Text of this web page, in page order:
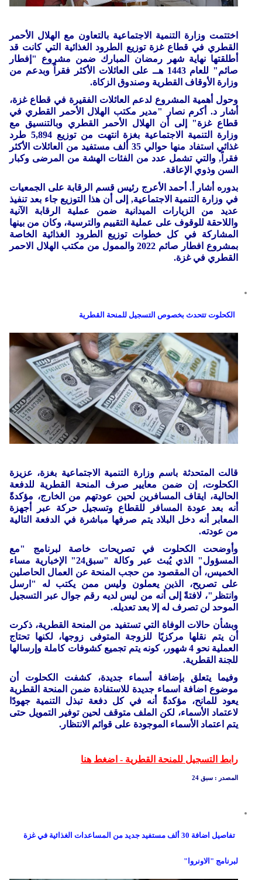
اختتمت وزارة التنمية الاجتماعية بالتعاون مع الهلال الأحمر
القطري في قطاع غزة توزيع الطرود الغذائية التي كانت قد
أطلقتها نهاية شهر رمضان المبارك ضمن مشروع "إفطار
صائم" للعام 1443 هــ على العائلات الأكثر فقراً وبدعم من
وزارة الأوقاف القطرية وصندوق الزكاة.
وحول أهمية المشروع لدعم العائلات الفقيرة في قطاع غزة،
أشار د. أكرم نصار "مدير مكتب الهلال الأحمر القطري في
قطاع غزة" إلى أن الهلال الأحمر القطري وبالتنسيق مع
وزارة التنمية الاجتماعية بغزة انتهت من توزيع 5,894 طرد
غذائي استفاد منها حوالي 35 ألف مستفيد من العائلات الأكثر
فقراً, والتي تشمل عدد من الفئات الهشة من المرضى وكبار
السن وذوي الإعاقة.
بدوره أشار أ. أحمد الأعرج رئيس قسم الرقابة على الجمعيات
في وزارة التنمية الاجتماعية, إلى أن هذا التوزيع جاء بعد تنفيذ
عديد من الزيارات الميدانية ضمن عملية الرقابة الآنية
واللاحقة للوقوف على عملية التقييم والترسية، وكان من بينها
المشاركة في كل خطوات توزيع الطرود الغذائية الخاصة
بمشروع افطار صائم 2022 والممول من مكتب الهلال الاحمر
القطري في غزة.
الكحلوت تتحدث بخصوص التسجيل للمنحة القطرية
قالت المتحدثة باسم وزارة التنمية الاجتماعية بغزة، عزيزة
الكحلوت، إن ضمن معايير صرف المنحة القطرية للدفعة
الحالية، ايقاف المسافرين لحين عودتهم من الخارج، مؤكدةً
أنه بعد عودة المسافر للقطاع وتسجيل حركة عبر أجهزة
المعابر أنه دخل البلاد يتم صرفها مباشرة في الدفعة التالية
من عودته.
وأوضحت الكحلوت في تصريحات خاصة لبرنامج "مع
المسؤول" الذي يُبث عبر وكالة "سبق24" الإخبارية مساء
الخميس، أن المقصود من حجب المنحة عن العمال الحاصلين
على تصريح، الذين يعملون وليس ممن يكتب له "ارسل
وانتظر"، لافتةً إلى أنه من ليس لديه رقم جوال عبر التسجيل
الموحد لن تصرف له إلا بعد تعديله.
وبشأن حالات الوفاة التي تستفيد من المنحة القطرية، ذكرت
أن يتم نقلها مركزيًا للزوجة المتوفى زوجها، لكنها تحتاج
العملية نحو 4 شهور، كونه يتم تجميع كشوفات كاملة وإرسالها
للجنة القطرية.
وفيما يتعلق بإضافة أسماء جديدة، كشفت الكحلوت أن
موضوع اضافة اسماء جديدة للاستفادة ضمن المنحة القطرية
يعود للمانح، مؤكدةً أنه في كل دفعة تبذل التنمية جهودًا
لاعتماد الأسماء، لكن الملف متوقف لحين توفير التمويل حتى
يتم اعتماد الأسماء الموجودة على قوائم الانتظار.
رابط التسجيل للمنحة القطرية - اضغط هنا
المصدر : سبق 24
تفاصيل اضافة 30 ألف مستفيد جديد من المساعدات الغذائية في غزة
لبرنامج "الاونروا"